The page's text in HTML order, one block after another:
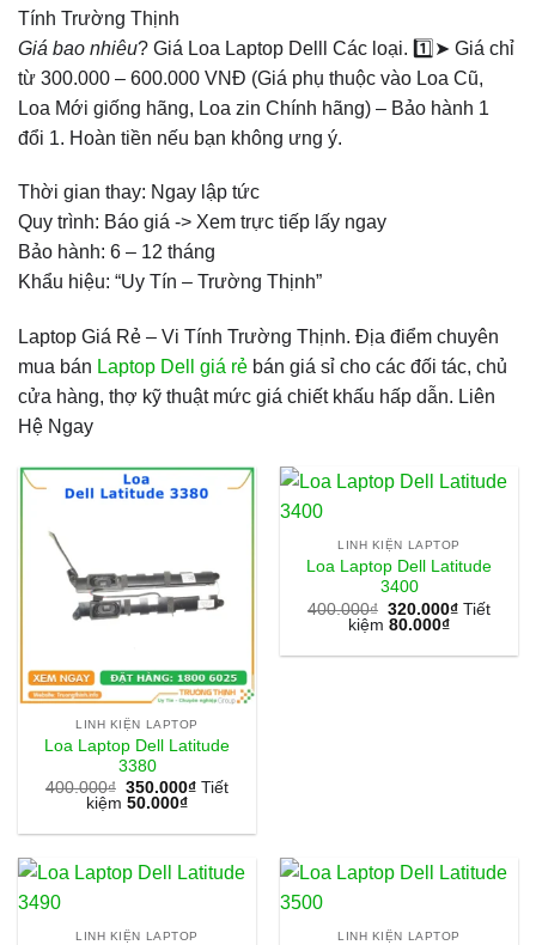
Tính Trường Thịnh
Giá bao nhiêu? Giá Loa Laptop Delll Các loại. 1️⃣➤ Giá chỉ
từ 300.000 – 600.000 VNĐ (Giá phụ thuộc vào Loa Cũ,
Loa Mới giống hãng, Loa zin Chính hãng) – Bảo hành 1
đổi 1. Hoàn tiền nếu bạn không ưng ý.
Thời gian thay: Ngay lập tức
Quy trình: Báo giá -> Xem trực tiếp lấy ngay
Bảo hành: 6 – 12 tháng
Khẩu hiệu: “Uy Tín – Trường Thịnh”
Laptop Giá Rẻ – Vi Tính Trường Thịnh. Địa điểm chuyên
mua bán Laptop Dell giá rẻ bán giá sỉ cho các đối tác, chủ
cửa hàng, thợ kỹ thuật mức giá chiết khấu hấp dẫn. Liên
Hệ Ngay
LINH KIỆN LAPTOP
Loa Laptop Dell Latitude
3380
400.000₫ 350.000₫ Tiết
kiệm 50.000₫
LINH KIỆN LAPTOP
Loa Laptop Dell Latitude
3400
400.000₫ 320.000₫ Tiết
kiệm 80.000₫
LINH KIỆN LAPTOP LINH KIỆN LAPTOP